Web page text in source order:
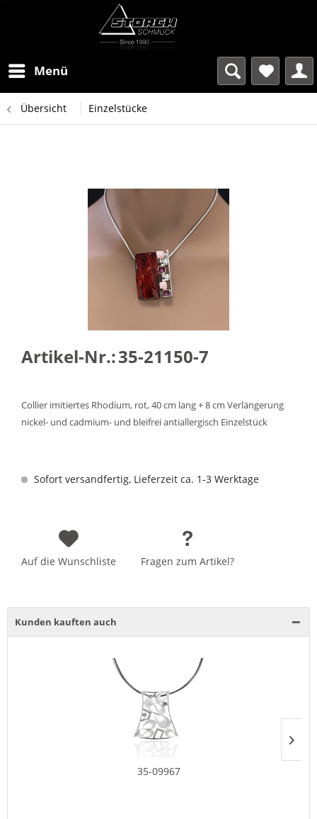
Menü
Übersicht Einzelstücke
Artikel-Nr.:35-21150-7
Collier imitiertes Rhodium, rot, 40 cm lang + 8 cm Verlängerung
nickel- und cadmium- und bleifrei antiallergisch Einzelstück
Sofort versandfertig, Lieferzeit ca. 1-3 Werktage
Auf die Wunschliste Fragen zum Artikel?
Kunden kauften auch
35-09967